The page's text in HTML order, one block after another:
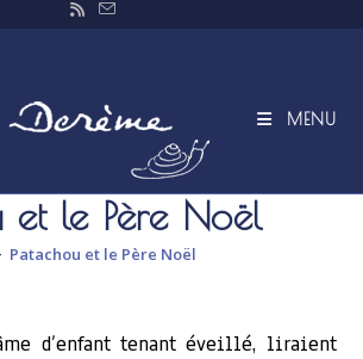
MENU
et le Père Noël
Patachou et le Père Noël
d’enfant tenant éveillé, liraient